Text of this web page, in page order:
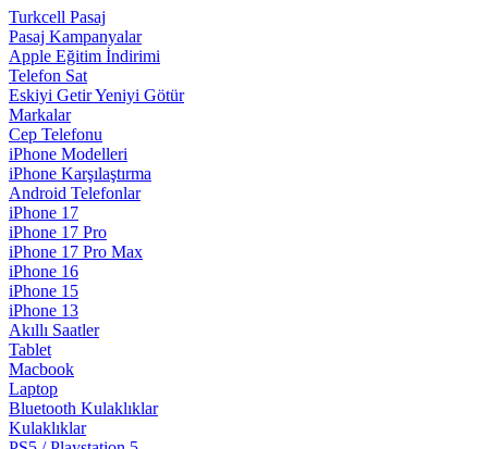
Turkcell Pasaj
Pasaj Kampanyalar
Apple Eğitim İndirimi
Telefon Sat
Eskiyi Getir Yeniyi Götür
Markalar
Cep Telefonu
iPhone Modelleri
iPhone Karşılaştırma
Android Telefonlar
iPhone 17
iPhone 17 Pro
iPhone 17 Pro Max
iPhone 16
iPhone 15
iPhone 13
Akıllı Saatler
Tablet
Macbook
Laptop
Bluetooth Kulaklıklar
Kulaklıklar